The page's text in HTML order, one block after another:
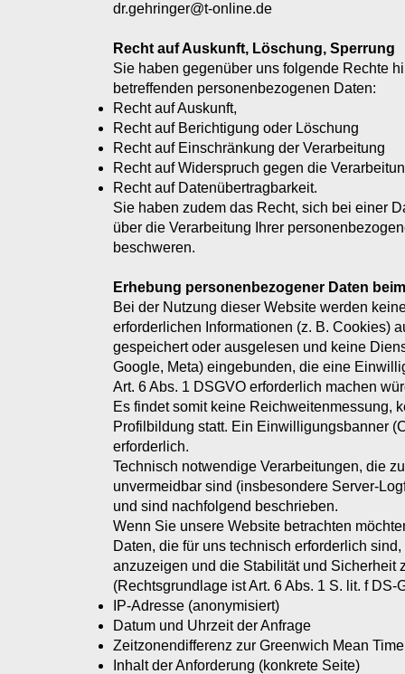
dr.gehringer@t-online.de
Recht auf Auskunft, Löschung, Sperrung
Sie haben gegenüber uns folgende Rechte
betreffenden personenbezogenen Daten:
Recht auf Auskunft,
Recht auf Berichtigung oder Löschung
Recht auf Einschränkung der Verarbeitung
Recht auf Widerspruch gegen die
Recht auf Datenübertragbarkeit.
Sie haben zudem das Recht, sich bei einer
über die Verarbeitung Ihrer
beschweren.
Erhebung personenbezogener Daten
Bei der Nutzung dieser Website werden
erforderlichen Informationen (z. B. Cookies)
gespeichert oder ausgelesen und keine
Google, Meta) eingebunden, die eine
Art. 6 Abs. 1 DSGVO erforderlich machen
Es findet somit keine Reichweitenmessung,
Profilbildung statt. Ein Einwilligungsbanner
erforderlich.
Technisch notwendige Verarbeitungen, die
unvermeidbar sind (insbesondere Server-
und sind nachfolgend beschrieben.
Wenn Sie unsere Website betrachten
Daten, die für uns technisch erforderlich
anzuzeigen und die Stabilität und Sicherheit
(Rechtsgrundlage ist Art. 6 Abs. 1 S. lit. f DS-
IP-Adresse (anonymisiert)
Datum und Uhrzeit der Anfrage
Zeitzonendifferenz zur Greenwich Mean
Inhalt der Anforderung (konkrete Seite)